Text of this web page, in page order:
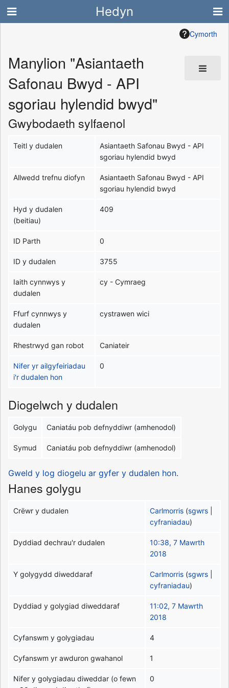
Hedyn
Cymorth
Manylion "Asiantaeth
Safonau Bwyd - API
sgoriau hylendid bwyd"
Gwybodaeth sylfaenol
Teitl y dudalen
Asiantaeth Safonau Bwyd - API
sgoriau hylendid bwyd
Allwedd trefnu diofyn
Asiantaeth Safonau Bwyd - API
sgoriau hylendid bwyd
Hyd y dudalen
(beitiau)
409
ID Parth 0
ID y dudalen 3755
Iaith cynnwys y
dudalen
cy - Cymraeg
Ffurf cynnwys y
dudalen
cystrawen wici
Rhestrwyd gan robot Caniateir
Nifer yr ailgyfeiriadau
i'r dudalen hon
0
Diogelwch y dudalen
Golygu Caniatáu pob defnyddiwr (amhenodol)
Symud Caniatáu pob defnyddiwr (amhenodol)
Gweld y log diogelu ar gyfer y dudalen hon.
Hanes golygu
Crëwr y dudalen Carlmorris (sgwrs
cyfraniadau)
Dyddiad dechrau'r dudalen
10:38, 7 Mawrth
2018
Y golygydd diweddaraf Carlmorris (sgwrs
cyfraniadau)
Dyddiad y golygiad diweddaraf
11:02, 7 Mawrth
2018
Cyfanswm y golygiadau 4
Cyfanswm yr awduron gwahanol 1
Nifer y golygiadau diweddar (o fewn
0